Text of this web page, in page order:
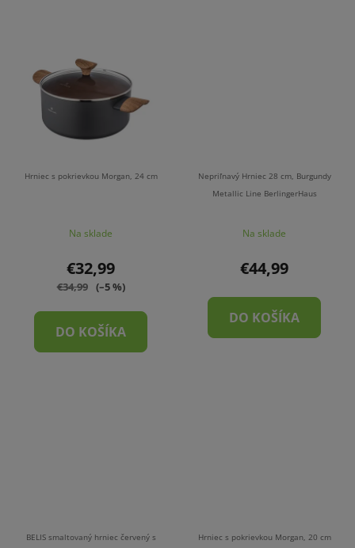
Hrniec s pokrievkou Morgan, 24 cm
Na sklade
€32,99
€34,99 (–5 %)
DO KOŠÍKA
Nepriľnavý Hrniec 28 cm, Burgundy
Metallic Line BerlingerHaus
Na sklade
€44,99
DO KOŠÍKA
BELIS smaltovaný hrniec červený s
Hrniec s pokrievkou Morgan, 20 cm